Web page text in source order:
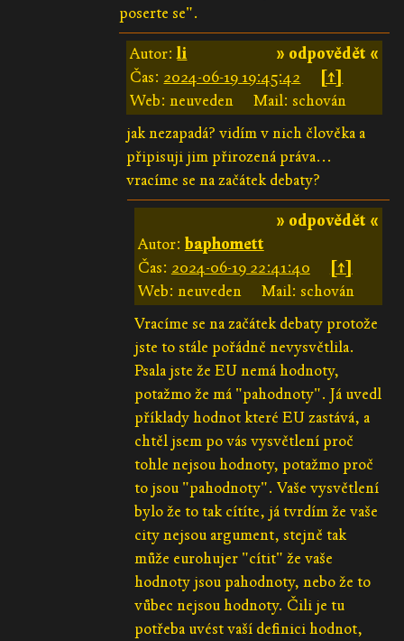
poserte se".
» odpovědět «
Autor:li
Čas: 2024-06-19 19:45:42
[↑]
Web: neuveden
Mail: schován
jak nezapadá? vidím v nich člověka a
připisuji jim přirozená práva...
vracíme se na začátek debaty?
» odpovědět «
Autor: baphomett
Čas: 2024-06-19 22:41:40
[↑]
Web: neuveden
Mail: schován
Vracíme se na začátek debaty protože
jste to stále pořádně nevysvětlila.
Psala jste že EU nemá hodnoty,
potažmo že má "pahodnoty". Já uvedl
příklady hodnot které EU zastává, a
chtěl jsem po vás vysvětlení proč
tohle nejsou hodnoty, potažmo proč
to jsou "pahodnoty". Vaše vysvětlení
bylo že to tak cítíte, já tvrdím že vaše
city nejsou argument, stejně tak
může eurohujer "cítit" že vaše
hodnoty jsou pahodnoty, nebo že to
vůbec nejsou hodnoty. Čili je tu
potřeba uvést vaší definici hodnot,